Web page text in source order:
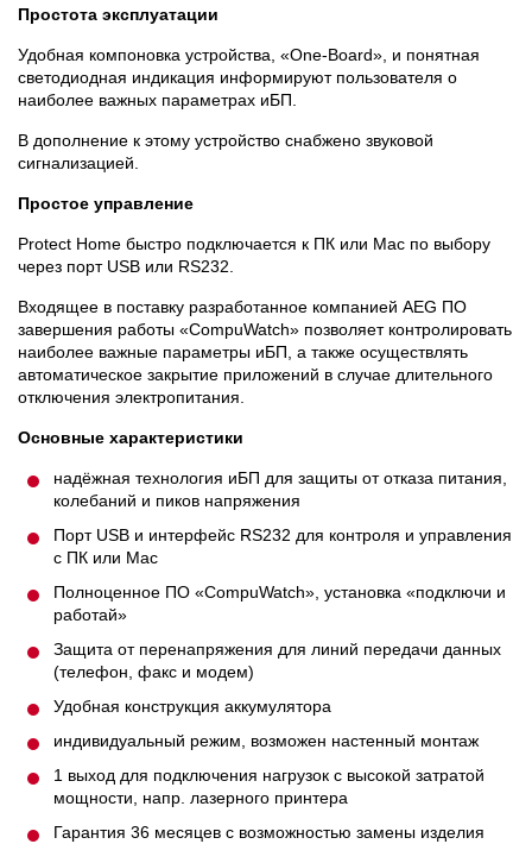
Простота эксплуатации
Удобная компоновка устройства, «One-Board», и понятная
светодиодная индикация информируют пользователя о
наиболее важных параметрах иБП.
В дополнение к этому устройство снабжено звуковой
сигнализацией.
Простое управление
Protect Home быстро подключается к ПК или Mac по выбору
через порт USB или RS232.
Входящее в поставку разработанное компанией AEG ПО
завершения работы «CompuWatch» позволяет контролировать
наиболее важные параметры иБП, а также осуществлять
автоматическое закрытие приложений в случае длительного
отключения электропитания.
Основные характеристики
надёжная технология иБП для защиты от отказа питания,
колебаний и пиков напряжения
Порт USB и интерфейс RS232 для контроля и управления
с ПК или Mac
Полноценное ПО «CompuWatch», установка «подключи и
работай»
Защита от перенапряжения для линий передачи данных
(телефон, факс и модем)
Удобная конструкция аккумулятора
индивидуальный режим, возможен настенный монтаж
1 выход для подключения нагрузок с высокой затратой
мощности, напр. лазерного принтера
Гарантия 36 месяцев с возможностью замены изделия